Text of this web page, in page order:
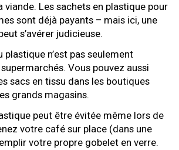
Les sachets en plastique pour
sont déjà payants – mais ici, une
s’avérer judicieuse.
plastique n’est pas seulement
Vous pouvez aussi
sacs en tissu dans les boutiques
grands magasins.
peut être évitée même lors de
votre café sur place (dans une
votre propre gobelet en verre.